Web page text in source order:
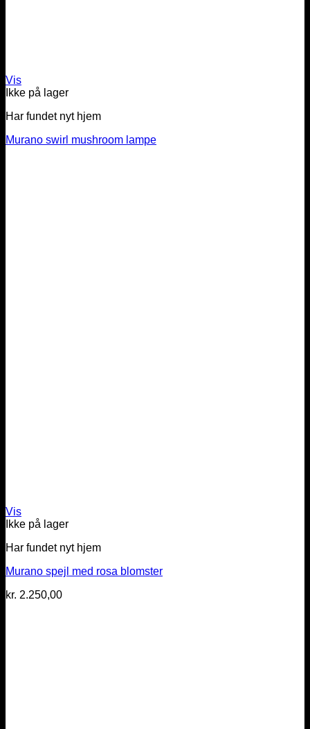
Vis
Ikke på lager
Har fundet nyt hjem
Murano swirl mushroom lampe
Vis
Ikke på lager
Har fundet nyt hjem
Murano spejl med rosa blomster
kr. 2.250,00